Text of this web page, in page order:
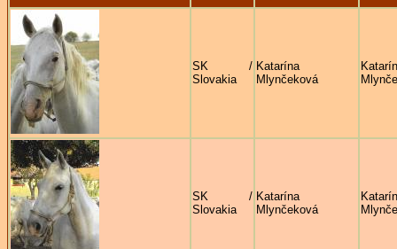
SK /
Slovakia
Katarína
Mlynčeková
SK /
Slovakia
Katarína
Mlynčeková